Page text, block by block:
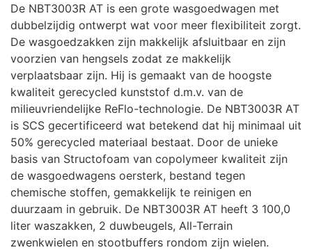
De NBT3003R AT is een grote wasgoedwagen met
dubbelzijdig ontwerpt wat voor meer flexibiliteit zorgt.
De wasgoedzakken zijn makkelijk afsluitbaar en zijn
voorzien van hengsels zodat ze makkelijk
verplaatsbaar zijn. Hij is gemaakt van de hoogste
kwaliteit gerecycled kunststof d.m.v. van de
milieuvriendelijke ReFlo-technologie. De NBT3003R AT
is SCS gecertificeerd wat betekend dat hij minimaal uit
50% gerecycled materiaal bestaat. Door de unieke
basis van Structofoam van copolymeer kwaliteit zijn
de wasgoedwagens oersterk, bestand tegen
chemische stoffen, gemakkelijk te reinigen en
duurzaam in gebruik. De NBT3003R AT heeft 3 100,0
liter waszakken, 2 duwbeugels, All-Terrain
zwenkwielen en stootbuffers rondom zijn wielen.